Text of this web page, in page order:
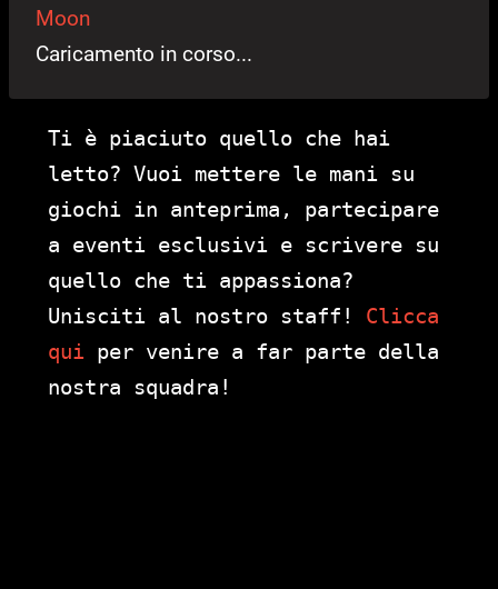
Moon
Caricamento in corso...
Ti è piaciuto quello che hai
letto? Vuoi mettere le mani su
giochi in anteprima, partecipare
a eventi esclusivi e scrivere su
quello che ti appassiona?
Unisciti al nostro staff! Clicca
qui per venire a far parte della
nostra squadra!